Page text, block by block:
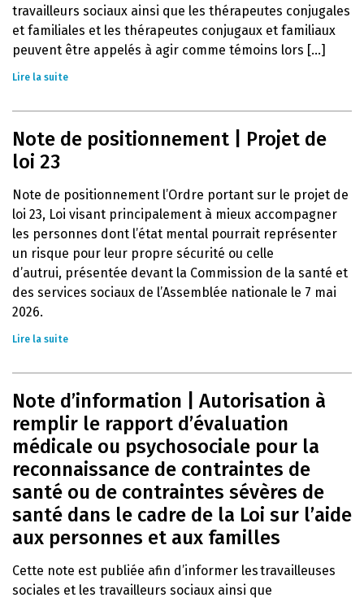
travailleurs sociaux ainsi que les thérapeutes conjugales
et familiales et les thérapeutes conjugaux et familiaux
peuvent être appelés à agir comme témoins lors [...]
Lire la suite
Note de positionnement | Projet de
loi 23
Note de positionnement l’Ordre portant sur le projet de
loi 23, Loi visant principalement à mieux accompagner
les personnes dont l’état mental pourrait représenter
un risque pour leur propre sécurité ou celle
d’autrui, présentée devant la Commission de la santé et
des services sociaux de l’Assemblée nationale le 7 mai
2026.
Lire la suite
Note d’information | Autorisation à
remplir le rapport d’évaluation
médicale ou psychosociale pour la
reconnaissance de contraintes de
santé ou de contraintes sévères de
santé dans le cadre de la Loi sur l’aide
aux personnes et aux familles
Cette note est publiée afin d’informer les travailleuses
sociales et les travailleurs sociaux ainsi que